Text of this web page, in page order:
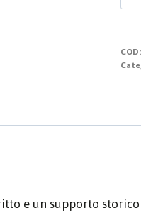
per
COD:
e un supporto